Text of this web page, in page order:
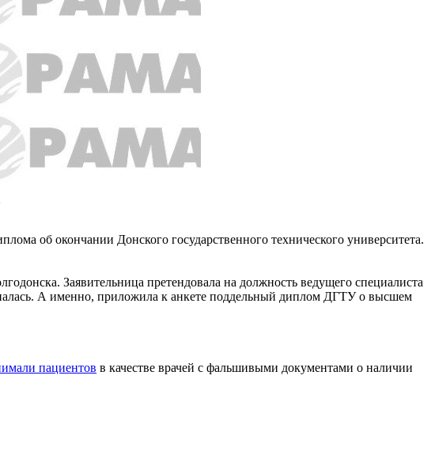
об окончании Донского государственного технического университета.
Заявительница претендовала на должность ведущего специалиста
А именно, приложила к анкете поддельный диплом ДГТУ о высшем
пациентов в качестве врачей с фальшивыми документами о наличии